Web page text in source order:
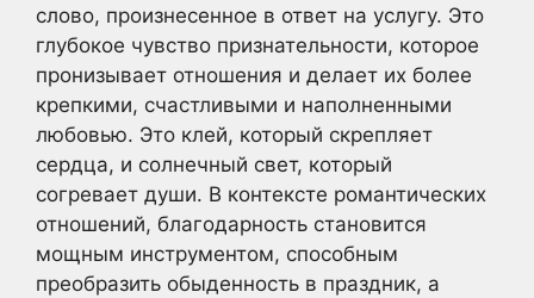
слово, произнесенное в ответ на услугу. Это
глубокое чувство признательности, которое
пронизывает отношения и делает их более
крепкими, счастливыми и наполненными
любовью. Это клей, который скрепляет
сердца, и солнечный свет, который
согревает души. В контексте романтических
отношений, благодарность становится
мощным инструментом, способным
преобразить обыденность в праздник, а